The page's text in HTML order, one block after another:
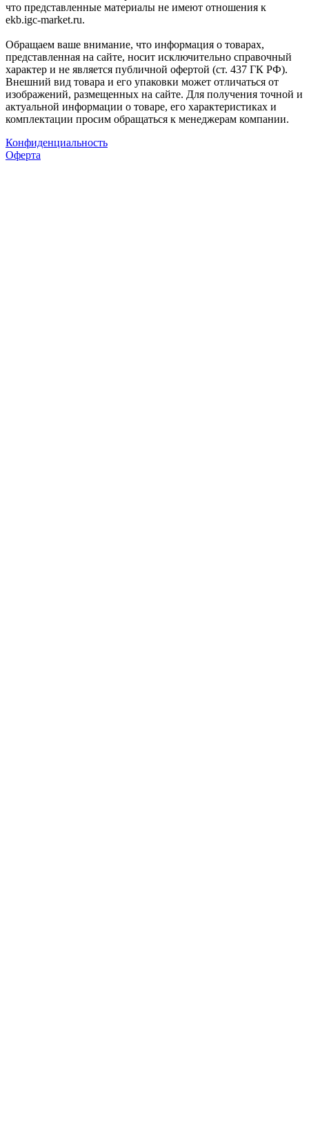
что представленные материалы не имеют отношения к
ekb.igc-market.ru.
Обращаем ваше внимание, что информация о товарах,
представленная на сайте, носит исключительно справочный
характер и не является публичной офертой (ст. 437 ГК РФ).
Внешний вид товара и его упаковки может отличаться от
изображений, размещенных на сайте. Для получения точной и
актуальной информации о товаре, его характеристиках и
комплектации просим обращаться к менеджерам компании.
Конфиденциальность
Оферта